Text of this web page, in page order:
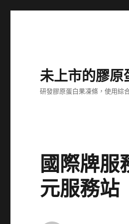
未上市的膠
研發膠原蛋白果凍條，使用綜
國際牌服
元服務站